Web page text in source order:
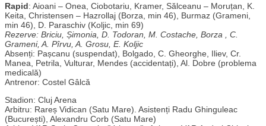
Rapid: Aioani – Onea, Ciobotariu, Kramer, Sălceanu – Moruțan, K.
Keita, Christensen – Hazrollaj (Borza, min 46), Burmaz (Grameni,
min 46), D. Paraschiv (Koljic, min 69)
Rezerve: Briciu, Șimonia, D. Todoran, M. Costache, Borza , C.
Grameni, A. Pîrvu, A. Grosu, E. Koljic
Absenți: Pașcanu (suspendat), Bolgado, C. Gheorghe, Iliev, Cr.
Manea, Petrila, Vulturar, Mendes (accidentați), Al. Dobre (problema
medicală)
Antrenor: Costel Gâlcă
Stadion: Cluj Arena
Arbitru: Rareș Vidican (Satu Mare). Asistenți Radu Ghinguleac
(București), Alexandru Corb (Satu Mare)